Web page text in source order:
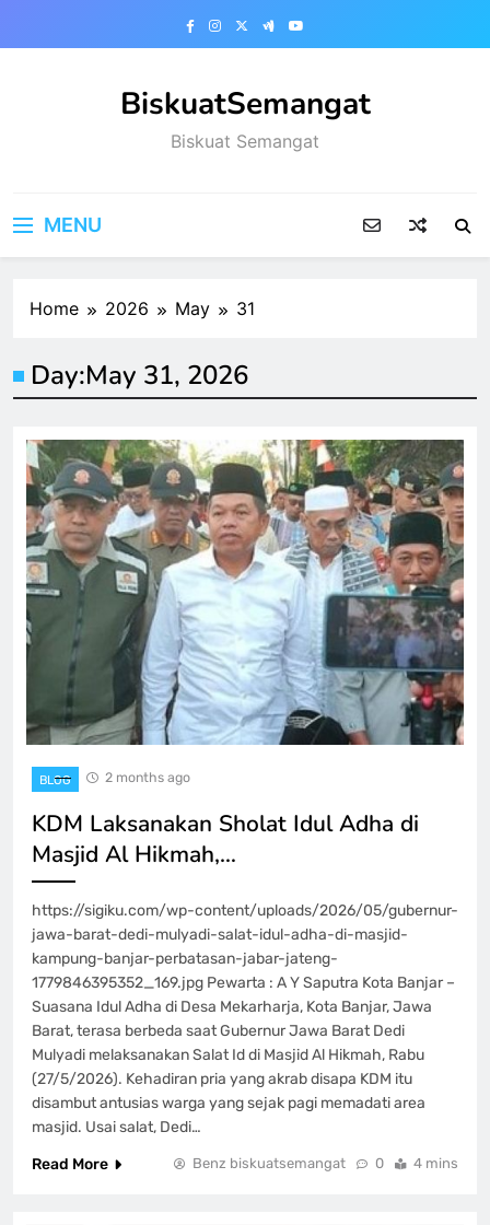
BiskuatSemangat
Biskuat Semangat
MENU
Home 2026 May 31
Day:May 31, 2026
BLOG 2 months ago
KDM Laksanakan Sholat Idul Adha di
Masjid Al Hikmah,…
https://sigiku.com/wp-content/uploads/2026/05/gubernur-
jawa-barat-dedi-mulyadi-salat-idul-adha-di-masjid-
kampung-banjar-perbatasan-jabar-jateng-
1779846395352_169.jpg Pewarta : A Y Saputra Kota Banjar –
Suasana Idul Adha di Desa Mekarharja, Kota Banjar, Jawa
Barat, terasa berbeda saat Gubernur Jawa Barat Dedi
Mulyadi melaksanakan Salat Id di Masjid Al Hikmah, Rabu
(27/5/2026). Kehadiran pria yang akrab disapa KDM itu
disambut antusias warga yang sejak pagi memadati area
masjid. Usai salat, Dedi…
Read More
Benz biskuatsemangat 0 4 mins